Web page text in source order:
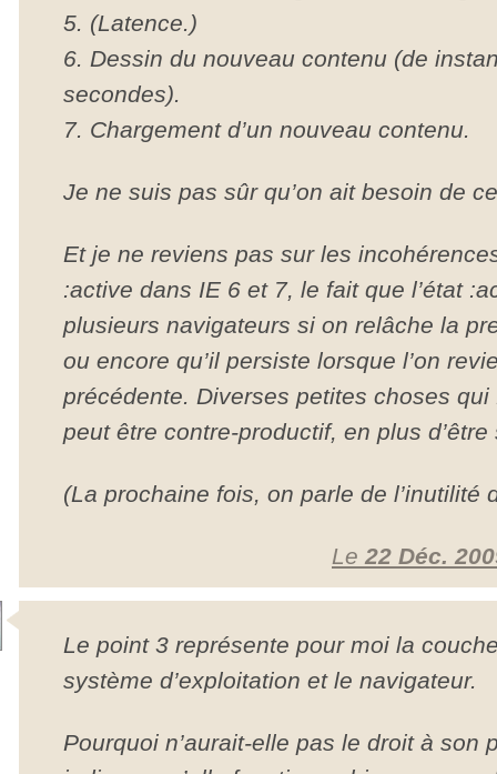
5. (Latence.)
6. Dessin du nouveau contenu (de
secondes).
7. Chargement d’un nouveau contenu.
Je ne suis pas sûr qu’on ait besoin de
Et je ne reviens pas sur les
:active dans IE 6 et 7, le fait que l’état
plusieurs navigateurs si on relâche la
ou encore qu’il persiste lorsque l’on
précédente. Diverses petites choses
peut être contre-productif, en plus d’être
(La prochaine fois, on parle de l’inutilité
Le 22 Déc.
Le point 3 représente pour moi la
système d’exploitation et le navigateur.
Pourquoi n’aurait-elle pas le droit à son